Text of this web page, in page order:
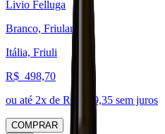
Livio Felluga
Branco, Friulano
Itália, Friuli
R$ 498,70
ou até 2x de R$ 249,35 sem juros
COMPRAR